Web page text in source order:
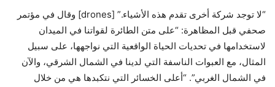
“لا توجد شركة أخرى تقدم هذه الأشياء.” [drones] وقال في مؤتمر
صحفي قبل المظاهرة: “على متن الطائرة لقواتنا في الميدان
لاستخدامها في تحديات الحياة الواقعية التي نواجهها، على سبيل
المثال، مع العبوات الناسفة التي لدينا في الشمال الشرقي، والآن
في الشمال الغربي”. “أعلى الخسائر التي نتكبدها هي من خلال